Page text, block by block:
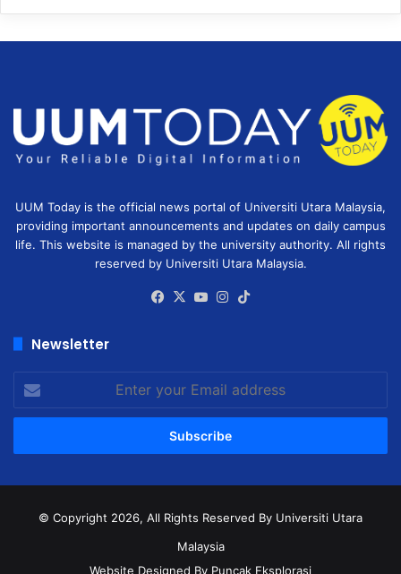
UUM Today is the official news portal of Universiti Utara Malaysia,
providing important announcements and updates on daily campus
life. This website is managed by the university authority. All rights
reserved by Universiti Utara Malaysia.
Facebook
X YouTubeInstagram
Newsletter
your
Email
© Copyright 2026, All Rights Reserved By Universiti Utara
Malaysia
Website Designed By Puncak Eksplorasi